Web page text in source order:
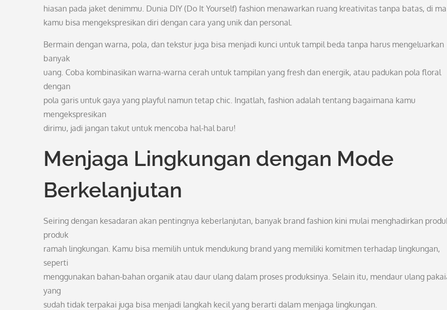
hiasan pada jaket denimmu. Dunia DIY (Do It Yourself) fashion menawarkan ruang kreativitas tanpa batas, di
kamu bisa mengekspresikan diri dengan cara yang unik dan personal.
Bermain dengan warna, pola, dan tekstur juga bisa menjadi kunci untuk tampil beda tanpa harus mengeluarkan
banyak
uang. Coba kombinasikan warna-warna cerah untuk tampilan yang fresh dan energik, atau padukan pola floral
dengan
pola garis untuk gaya yang playful namun tetap chic. Ingatlah, fashion adalah tentang bagaimana kamu
mengekspresikan
dirimu, jadi jangan takut untuk mencoba hal-hal baru!
Menjaga Lingkungan dengan Mode
Berkelanjutan
Seiring dengan kesadaran akan pentingnya keberlanjutan, banyak brand fashion kini mulai menghadirkan
produk
ramah lingkungan. Kamu bisa memilih untuk mendukung brand yang memiliki komitmen terhadap lingkungan,
seperti
menggunakan bahan-bahan organik atau daur ulang dalam proses produksinya. Selain itu, mendaur ulang
yang
sudah tidak terpakai juga bisa menjadi langkah kecil yang berarti dalam menjaga lingkungan.